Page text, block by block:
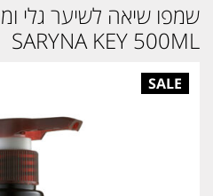
שמפו שיאה לשיער גלי
SARYNA KEY 500ML